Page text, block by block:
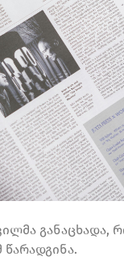
განაცხადა,